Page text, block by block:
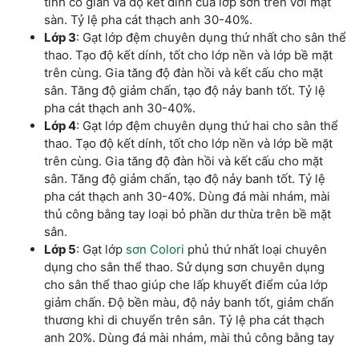
sàn. Tỷ lệ pha cát thạch anh 30-40%.
Lớp 3: Gạt lớp đệm chuyên dụng thứ nhất cho sân thể
thao. Tạo độ kết dính, tốt cho lớp nền và lớp bề mặt
trên cùng. Gia tăng độ đàn hồi và kết cấu cho mặt
sân. Tăng độ giảm chấn, tạo độ nảy banh tốt. Tỷ lệ
pha cát thạch anh 30-40%.
Lớp 4: Gạt lớp đệm chuyên dụng thứ hai cho sân thể
thao. Tạo độ kết dính, tốt cho lớp nền và lớp bề mặt
trên cùng. Gia tăng độ đàn hồi và kết cấu cho mặt
sân. Tăng độ giảm chấn, tạo độ nảy banh tốt. Tỷ lệ
pha cát thạch anh 30-40%. Dùng đá mài nhám, mài
thủ công bằng tay loại bỏ phần dư thừa trên bề mặt
sân.
Lớp 5: Gạt lớp sơn Colori phủ thứ nhất loại chuyên
dụng cho sân thể thao. Sử dụng sơn chuyên dụng
cho sân thể thao giúp che lấp khuyết điểm của lớp
giảm chấn. Độ bền màu, độ nảy banh tốt, giảm chấn
thương khi di chuyển trên sân. Tỷ lệ pha cát thạch
anh 20%. Dùng đá mài nhám, mài thủ công bằng tay